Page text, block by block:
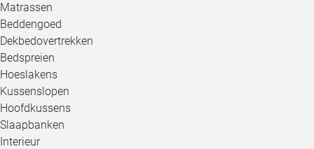
Matrassen
Beddengoed
Dekbedovertrekken
Bedspreien
Hoeslakens
Kussenslopen
Hoofdkussens
Slaapbanken
Interieur